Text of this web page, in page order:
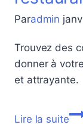
Paradmin
Trouvez des
donner à
et attrayante.
Lire la suite